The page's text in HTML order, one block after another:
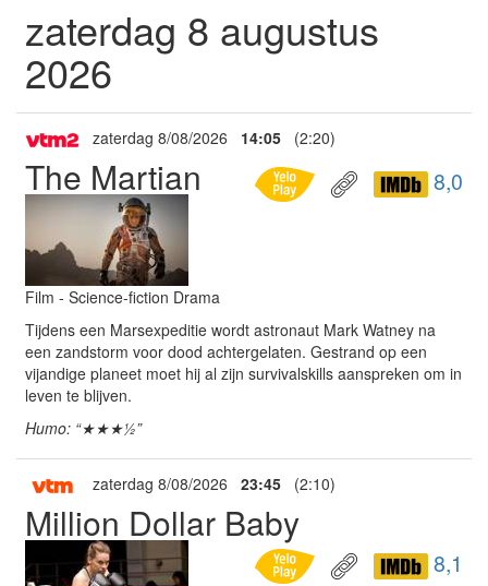
zaterdag 8 augustus
2026
zaterdag 8/08/2026 14:05 (2:20)
The Martian 8,0
Film - Science-fiction Drama
Tijdens een Marsexpeditie wordt astronaut Mark Watney na
een zandstorm voor dood achtergelaten. Gestrand op een
vijandige planeet moet hij al zijn survivalskills aanspreken om in
leven te blijven.
Humo: “★★★½”
zaterdag 8/08/2026 23:45 (2:10)
Million Dollar Baby
8,1